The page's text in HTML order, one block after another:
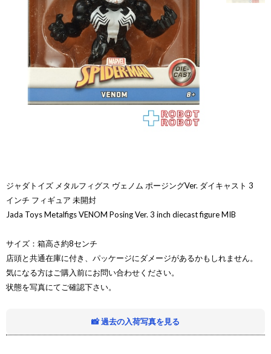
ジャダトイズ メタルフィグス ヴェノム ポージングVer. ダイキャスト 3
インチ フィギュア 未開封
Jada Toys Metalfigs VENOM Posing Ver. 3 inch diecast figure MIB
サイズ：箱高さ約8センチ
店頭と共通在庫に付き、パッケージにダメージがあるかもしれません。
気になる方はご購入前にお問い合わせください。
状態を写真にてご確認下さい。
📸 過去の入荷写真を見る